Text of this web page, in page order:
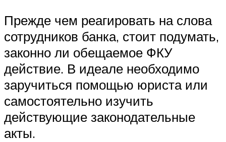
Прежде чем реагировать на слова
сотрудников банка, стоит подумать,
законно ли обещаемое ФКУ
действие. В идеале необходимо
заручиться помощью юриста или
самостоятельно изучить
действующие законодательные
акты.